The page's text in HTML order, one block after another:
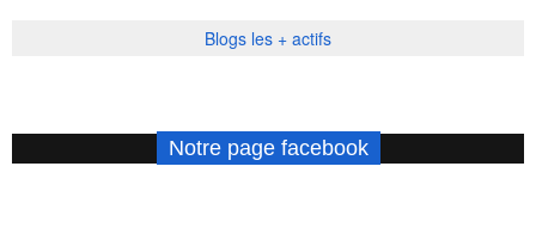
Blogs les + actifs
Notre page facebook